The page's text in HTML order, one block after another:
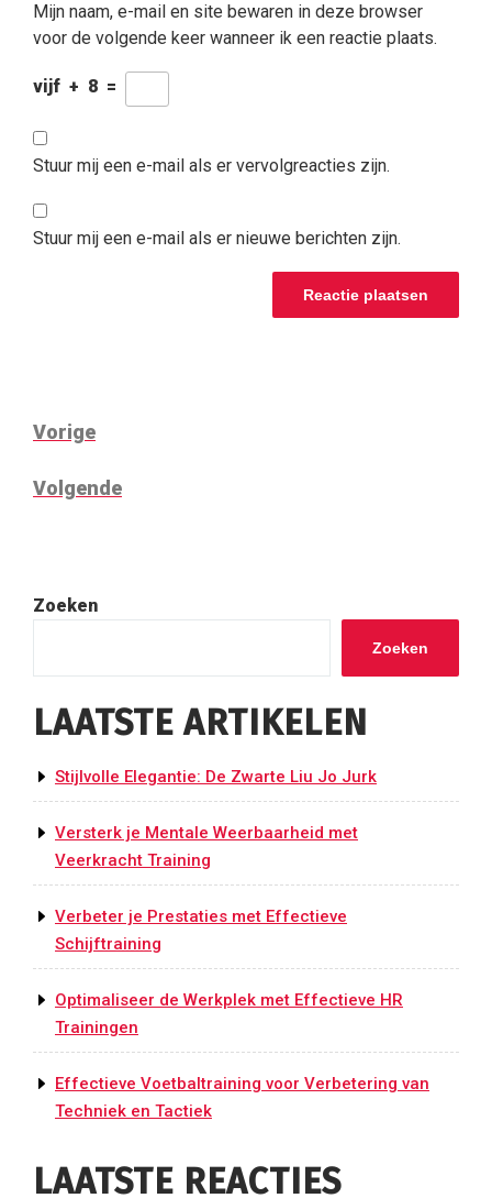
Mijn naam, e-mail en site bewaren in deze browser
voor de volgende keer wanneer ik een reactie plaats.
vijf + 8 =
Stuur mij een e-mail als er vervolgreacties zijn.
Stuur mij een e-mail als er nieuwe berichten zijn.
BERICHTNAVIGATIE
Vorig
Vorige
Volgend
Volgende
Zoeken
Zoeken
LAATSTE ARTIKELEN
Stijlvolle Elegantie: De Zwarte Liu Jo Jurk
Versterk je Mentale Weerbaarheid met
Veerkracht Training
Verbeter je Prestaties met Effectieve
Schijftraining
Optimaliseer de Werkplek met Effectieve HR
Trainingen
Effectieve Voetbaltraining voor Verbetering van
Techniek en Tactiek
LAATSTE REACTIES